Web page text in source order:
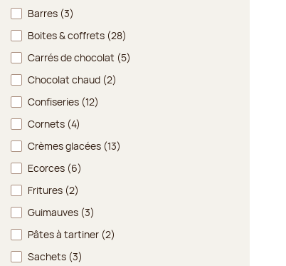
Barres (3)
Boites & coffrets (28)
Carrés de chocolat (5)
Chocolat chaud (2)
Confiseries (12)
Cornets (4)
Crèmes glacées (13)
Ecorces (6)
Fritures (2)
Guimauves (3)
Pâtes à tartiner (2)
Sachets (3)